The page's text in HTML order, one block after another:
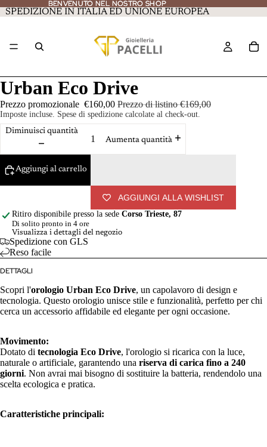
BENVENUTO NEL NOSTRO SHOP
BENVENUTO NEL NOSTRO SHOP
SPEDIZIONE IN ITALIA ED UNIONE EUROPEA
Urban Eco Drive
Prezzo promozionale €160,00 Prezzo di listino€169,00
Imposte incluse. Spese di spedizione calcolate al check-out.
Diminuisci quantità
Aumenta quantità
Aggiungi al carrello
AGGIUNGI ALLA WISHLIST
Ritiro disponibile presso la sede Corso Trieste, 87
Di solito pronto in 4 ore
Visualizza i dettagli del negozio
Spedizione con GLS
Reso facile
DETTAGLI
Scopri l'orologio Urban Eco Drive, un capolavoro di design e
tecnologia. Questo orologio unisce stile e funzionalità, perfetto per chi
cerca un accessorio affidabile ed elegante per ogni occasione.
Movimento:
Dotato di tecnologia Eco Drive, l'orologio si ricarica con la luce,
naturale o artificiale, garantendo una riserva di carica fino a 240
giorni. Non avrai mai bisogno di sostituire la batteria, rendendolo una
scelta ecologica e pratica.
Caratteristiche principali: